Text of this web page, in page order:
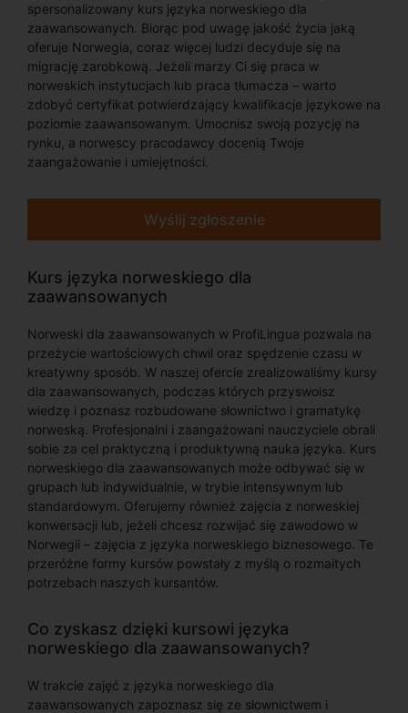
spersonalizowany kurs języka norweskiego dla
zaawansowanych. Biorąc pod uwagę jakość życia jaką
oferuje Norwegia, coraz więcej ludzi decyduje się na
migrację zarobkową. Jeżeli marzy Ci się praca w
norweskich instytucjach lub praca tłumacza – warto
zdobyć certyfikat potwierdzający kwalifikacje językowe na
poziomie zaawansowanym. Umocnisz swoją pozycję na
rynku, a norwescy pracodawcy docenią Twoje
zaangażowanie i umiejętności.
Wyślij zgłoszenie
Kurs języka norweskiego dla
zaawansowanych
Norweski dla zaawansowanych w ProfiLingua pozwala na
przeżycie wartościowych chwil oraz spędzenie czasu w
kreatywny sposób. W naszej ofercie zrealizowaliśmy kursy
dla zaawansowanych, podczas których przyswoisz
wiedzę i poznasz rozbudowane słownictwo i gramatykę
norweską. Profesjonalni i zaangażowani nauczyciele obrali
sobie za cel praktyczną i produktywną nauka języka. Kurs
norweskiego dla zaawansowanych może odbywać się w
grupach lub indywidualnie, w trybie intensywnym lub
standardowym. Oferujemy również zajęcia z norweskiej
konwersacji lub, jeżeli chcesz rozwijać się zawodowo w
Norwegii – zajęcia z języka norweskiego biznesowego. Te
przeróżne formy kursów powstały z myślą o rozmaitych
potrzebach naszych kursantów.
Co zyskasz dzięki kursowi języka
norweskiego dla zaawansowanych?
W trakcie zajęć z języka norweskiego dla
zaawansowanych zapoznasz się ze słownictwem i